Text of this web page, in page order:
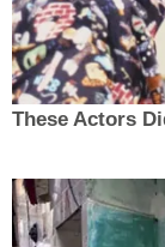
These Actors